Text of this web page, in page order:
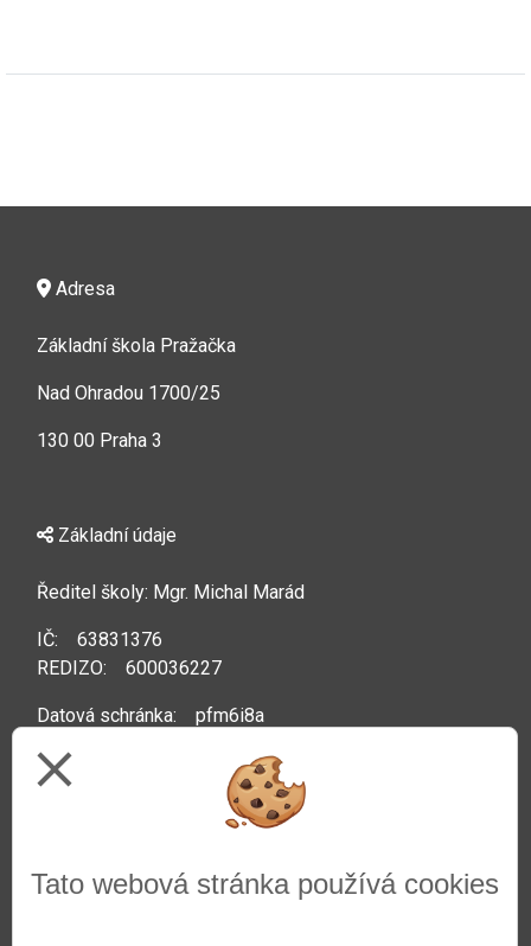
Adresa
Základní škola Pražačka
Nad Ohradou 1700/25
130 00 Praha 3
Základní údaje
Ředitel školy: Mgr. Michal Marád
IČ: 63831376
REDIZO: 600036227
Datová schránka: pfm6i8a
close
Tato webová stránka používá cookies